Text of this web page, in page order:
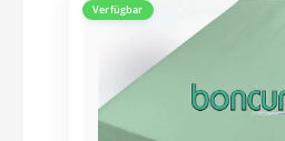
Verfügbar